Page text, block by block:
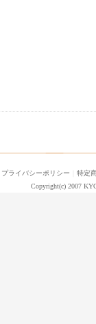
プライバシーポリシー
特定
Copyright(c) 2007